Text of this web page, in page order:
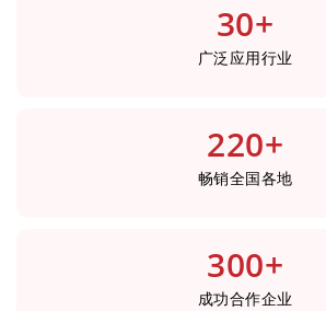
30+
广泛应用行业
220+
畅销全国各地
300+
成功合作企业